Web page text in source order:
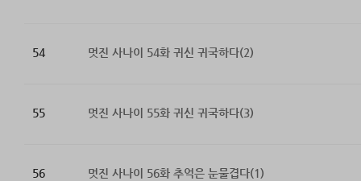
54 멋진 사나이 54화 귀신 귀국하다(2)
55 멋진 사나이 55화 귀신 귀국하다(3)
56 멋진 사나이 56화 추억은 눈물겹다(1)